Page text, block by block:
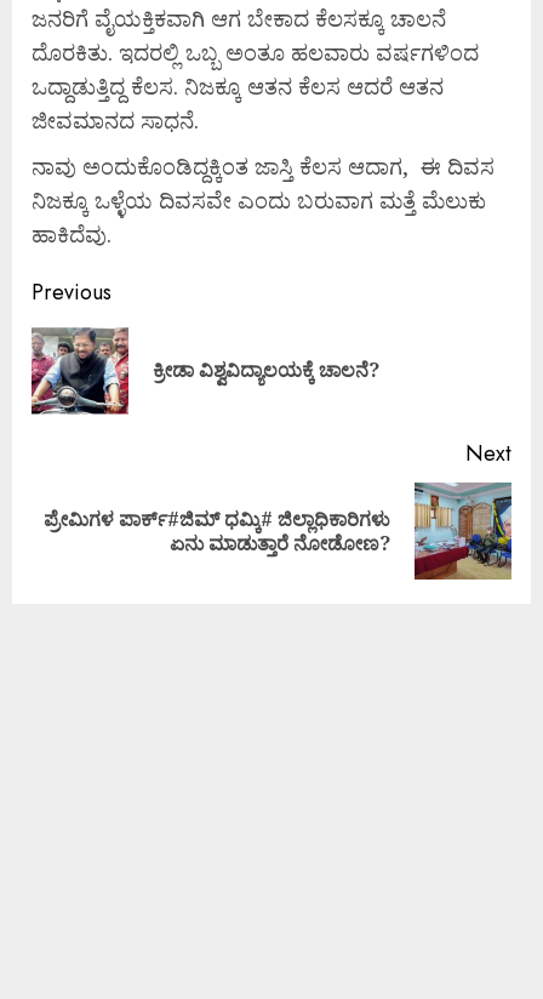
ಜನರಿಗೆ ವೈಯಕ್ತಿಕವಾಗಿ ಆಗ ಬೇಕಾದ ಕೆಲಸಕ್ಕೂ ಚಾಲನೆ
ದೊರಕಿತು. ಇದರಲ್ಲಿ ಒಬ್ಬ ಅಂತೂ ಹಲವಾರು ವರ್ಷಗಳಿಂದ
ಒದ್ದಾಡುತ್ತಿದ್ದ ಕೆಲಸ. ನಿಜಕ್ಕೂ ಆತನ ಕೆಲಸ ಆದರೆ ಆತನ
ಜೀವಮಾನದ ಸಾಧನೆ.
ನಾವು ಅಂದುಕೊಂಡಿದ್ದಕ್ಕಿಂತ ಜಾಸ್ತಿ ಕೆಲಸ ಆದಾಗ, ಈ ದಿವಸ
ನಿಜಕ್ಕೂ ಒಳ್ಳೆಯ ದಿವಸವೇ ಎಂದು ಬರುವಾಗ ಮತ್ತೆ ಮೆಲುಕು
ಹಾಕಿದೆವು.
Previous
ಕ್ರೀಡಾ ವಿಶ್ವವಿದ್ಯಾಲಯಕ್ಕೆ ಚಾಲನೆ?
Next
ಪ್ರೇಮಿಗಳ ಪಾರ್ಕ್#ಜಿಮ್ ಧಮ್ಕಿ# ಜಿಲ್ಲಾಧಿಕಾರಿಗಳು
ಏನು ಮಾಡುತ್ತಾರೆ ನೋಡೋಣ?